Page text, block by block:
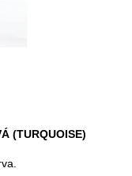
(TURQUOISE)